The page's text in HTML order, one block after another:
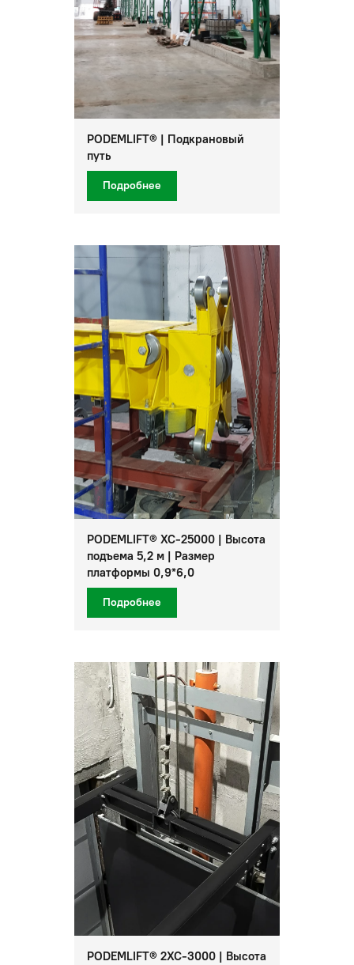
PODEMLIFT® | Подкрановый
путь
Подробнее
PODEMLIFT® XC-25000 | Высота
подъема 5,2 м | Размер
платформы 0,9*6,0
Подробнее
PODEMLIFT® 2XC-3000 | Высота